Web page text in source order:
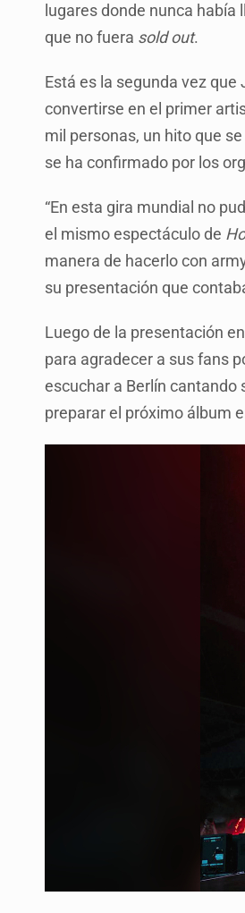
lugares donde nunca
que no fuera sold out.
Está es la segunda vez
convertirse en el primer
mil personas, un hito que
se ha confirmado por los
“En esta gira mundial no
el mismo espectáculo de
manera de hacerlo con
su presentación que
Luego de la presentación
para agradecer a sus fans
escuchar a Berlín cantando
preparar el próximo álbum